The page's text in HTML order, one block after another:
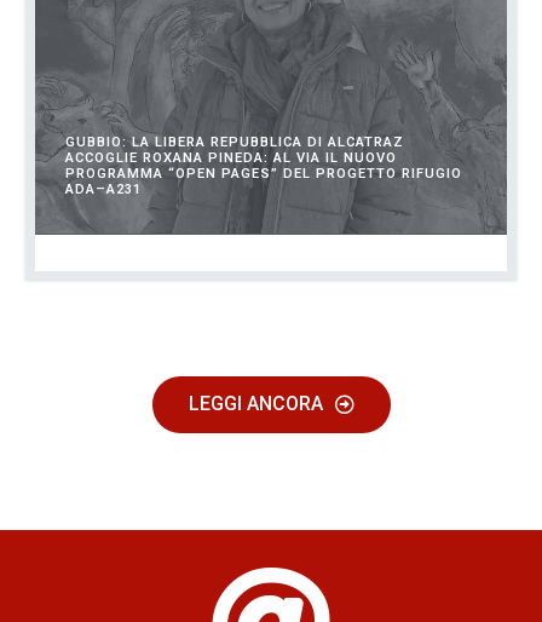
GUBBIO: LA LIBERA REPUBBLICA DI ALCATRAZ
ACCOGLIE ROXANA PINEDA: AL VIA IL NUOVO
PROGRAMMA “OPEN PAGES” DEL PROGETTO RIFUGIO
ADA–A231
LEGGI ANCORA